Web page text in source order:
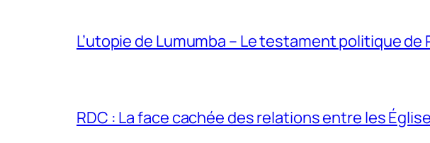
L’utopie de Lumumba – Le testament politique
RDC : La face cachée des relations entre les